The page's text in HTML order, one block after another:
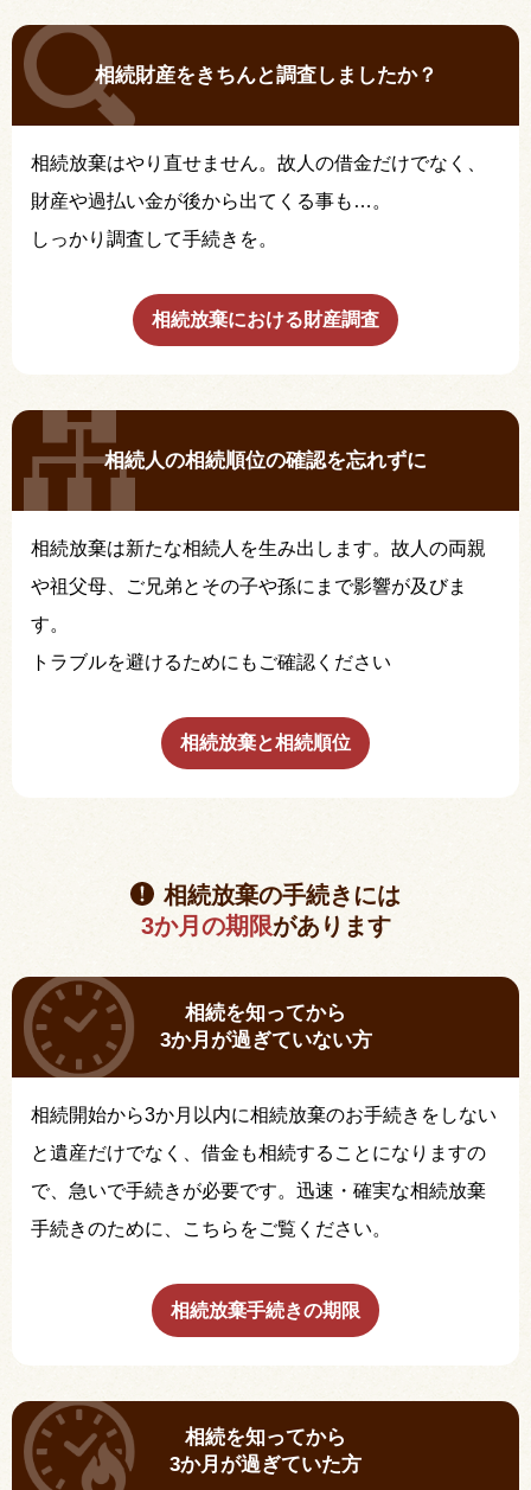
相続財産をきちんと調査しましたか？
相続放棄はやり直せません。故人の借金だけでなく、
財産や過払い金が後から出てくる事も…。
しっかり調査して手続きを。
相続放棄における財産調査
相続人の相続順位の確認を忘れずに
相続放棄は新たな相続人を生み出します。故人の両親
や祖父母、ご兄弟とその子や孫にまで影響が及びま
す。
トラブルを避けるためにもご確認ください
相続放棄と相続順位
相続放棄の手続きには
3か月の期限があります
相続を知ってから
3か月が過ぎていない方
相続開始から3か月以内に相続放棄のお手続きをしない
と遺産だけでなく、借金も相続することになりますの
で、急いで手続きが必要です。迅速・確実な相続放棄
手続きのために、こちらをご覧ください。
相続放棄手続きの期限
相続を知ってから
3か月が過ぎていた方